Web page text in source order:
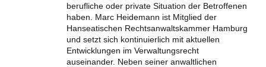
berufliche oder private Situation der Betroffenen
haben. Marc Heidemann ist Mitglied der
Hanseatischen Rechtsanwaltskammer Hamburg
und setzt sich kontinuierlich mit aktuellen
Entwicklungen im Verwaltungsrecht
auseinander. Neben seiner anwaltlichen